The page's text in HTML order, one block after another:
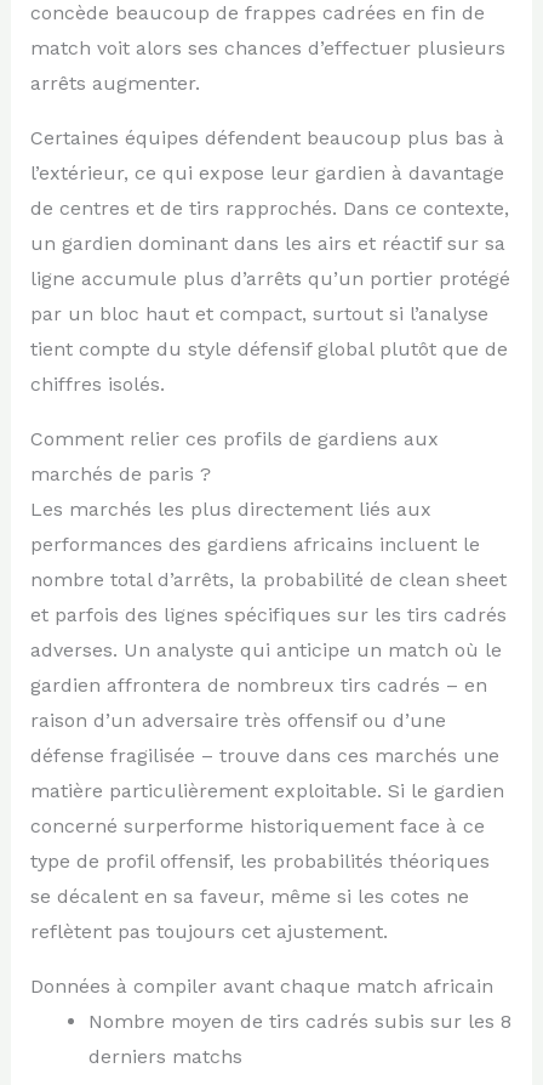
concède beaucoup de frappes cadrées en fin de
match voit alors ses chances d’effectuer plusieurs
arrêts augmenter.
Certaines équipes défendent beaucoup plus bas à
l’extérieur, ce qui expose leur gardien à davantage
de centres et de tirs rapprochés. Dans ce contexte,
un gardien dominant dans les airs et réactif sur sa
ligne accumule plus d’arrêts qu’un portier protégé
par un bloc haut et compact, surtout si l’analyse
tient compte du style défensif global plutôt que de
chiffres isolés.
Comment relier ces profils de gardiens aux
marchés de paris ?
Les marchés les plus directement liés aux
performances des gardiens africains incluent le
nombre total d’arrêts, la probabilité de clean sheet
et parfois des lignes spécifiques sur les tirs cadrés
adverses. Un analyste qui anticipe un match où le
gardien affrontera de nombreux tirs cadrés – en
raison d’un adversaire très offensif ou d’une
défense fragilisée – trouve dans ces marchés une
matière particulièrement exploitable. Si le gardien
concerné surperforme historiquement face à ce
type de profil offensif, les probabilités théoriques
se décalent en sa faveur, même si les cotes ne
reflètent pas toujours cet ajustement.
Données à compiler avant chaque match africain
Nombre moyen de tirs cadrés subis sur les 8
derniers matchs